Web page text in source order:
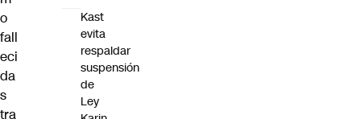
o
fall
eci
da
s
tra
Kast
evita
respaldar
suspensión
de
Ley